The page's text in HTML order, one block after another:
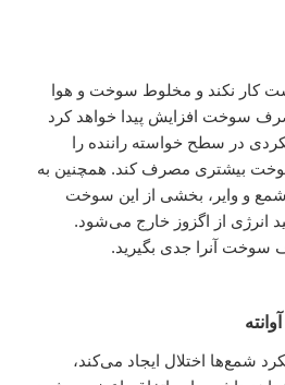
کار نکند و مخلوط سوخت و هوا
سوخت افزایش پیدا خواهد کرد
در سطح خواسته راننده را
بیشتری مصرف کند. همچنین به
و وایر، بخشی از این سوخت
انرژی از اگزوز خارج می‌شود.
سوخت آنرا جدی بگیرید.
شمع‌ها اختلال ایجاد می‌کند،